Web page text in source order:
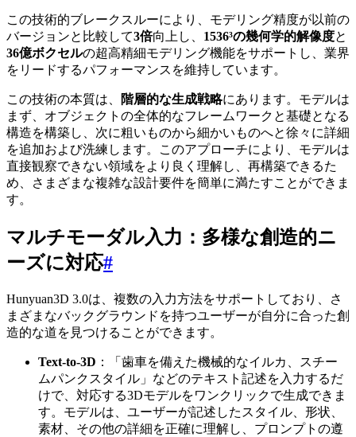
この技術的ブレークスルーにより、モデリング精度が以前の
バージョンと比較して3倍向上し、 1536³の幾何学的解像度と
36億ボクセルの超高精細モデリング機能をサポートし、業界
をリードするパフォーマンスを維持しています。
この技術の本質は、 階層的な生成戦略にあります。モデルは
まず、オブジェクトの全体的なフレームワークと基礎となる
構造を構築し、次に粗いものから細かいものへと徐々に詳細
を追加および洗練します。このアプローチにより、モデルは
直接観察できない領域をより良く理解し、再構築できるた
め、さまざまな複雑な設計要件を簡単に満たすことができま
す。
マルチモーダル入力：多様な創造的ニ
ーズに対応#
Hunyuan3D 3.0は、複数の入力方法をサポートしており、さ
まざまなバックグラウンドを持つユーザーが自分に合った創
造的な道を見つけることができます。
Text-to-3D ：「歯車を備えた機械的なイルカ、スチー
ムパンクスタイル」などのテキスト記述を入力するだ
けで、対応する3Dモデルをワンクリックで生成できま
す。モデルは、ユーザーが記述したスタイル、形状、
素材、その他の詳細を正確に理解し、プロンプトの遵